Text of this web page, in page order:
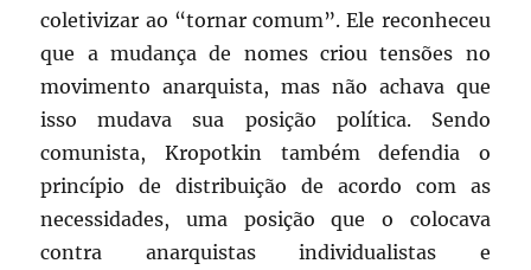
coletivizar ao “tornar comum”. Ele reconheceu
que a mudança de nomes criou tensões no
movimento anarquista, mas não achava que
isso mudava sua posição política. Sendo
comunista, Kropotkin também defendia o
princípio de distribuição de acordo com as
necessidades, uma posição que o colocava
contra anarquistas individualistas e